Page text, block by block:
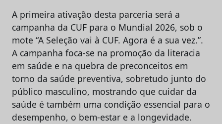
A primeira ativação desta parceria será a
campanha da CUF para o Mundial 2026, sob o
mote “A Seleção vai à CUF. Agora é a sua vez.”.
A campanha foca-se na promoção da literacia
em saúde e na quebra de preconceitos em
torno da saúde preventiva, sobretudo junto do
público masculino, mostrando que cuidar da
saúde é também uma condição essencial para o
desempenho, o bem-estar e a longevidade.